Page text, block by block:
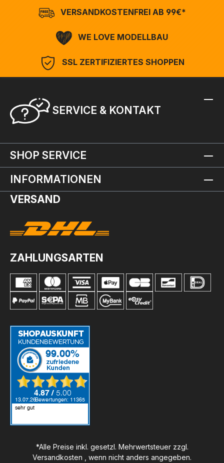
VERSANDKOSTENFREI AB 99€*
WE LOVE MODELLBAU
SSL ZERTIFIZIERTES SHOPPEN
SERVICE & KONTAKT
SHOP SERVICE
INFORMATIONEN
VERSAND
ZAHLUNGSARTEN
*Alle Preise inkl. gesetzl. Mehrwertsteuer zzgl.
Versandkosten , wenn nicht anders angegeben.